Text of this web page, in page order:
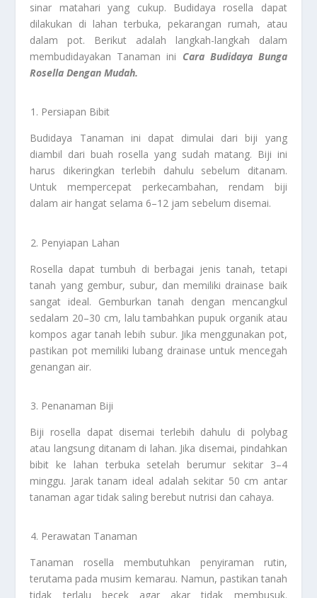
sinar matahari yang cukup. Budidaya rosella dapat
dilakukan di lahan terbuka, pekarangan rumah, atau
dalam pot. Berikut adalah langkah-langkah dalam
membudidayakan Tanaman ini Cara Budidaya Bunga
Rosella Dengan Mudah.
Persiapan Bibit
Budidaya Tanaman ini dapat dimulai dari biji yang
diambil dari buah rosella yang sudah matang. Biji ini
harus dikeringkan terlebih dahulu sebelum ditanam.
Untuk mempercepat perkecambahan, rendam biji
dalam air hangat selama 6–12 jam sebelum disemai.
Penyiapan Lahan
Rosella dapat tumbuh di berbagai jenis tanah, tetapi
tanah yang gembur, subur, dan memiliki drainase baik
sangat ideal. Gemburkan tanah dengan mencangkul
sedalam 20–30 cm, lalu tambahkan pupuk organik atau
kompos agar tanah lebih subur. Jika menggunakan pot,
pastikan pot memiliki lubang drainase untuk mencegah
genangan air.
Penanaman Biji
Biji rosella dapat disemai terlebih dahulu di polybag
atau langsung ditanam di lahan. Jika disemai, pindahkan
bibit ke lahan terbuka setelah berumur sekitar 3–4
minggu. Jarak tanam ideal adalah sekitar 50 cm antar
tanaman agar tidak saling berebut nutrisi dan cahaya.
Perawatan Tanaman
Tanaman rosella membutuhkan penyiraman rutin,
terutama pada musim kemarau. Namun, pastikan tanah
tidak terlalu becek agar akar tidak membusuk.